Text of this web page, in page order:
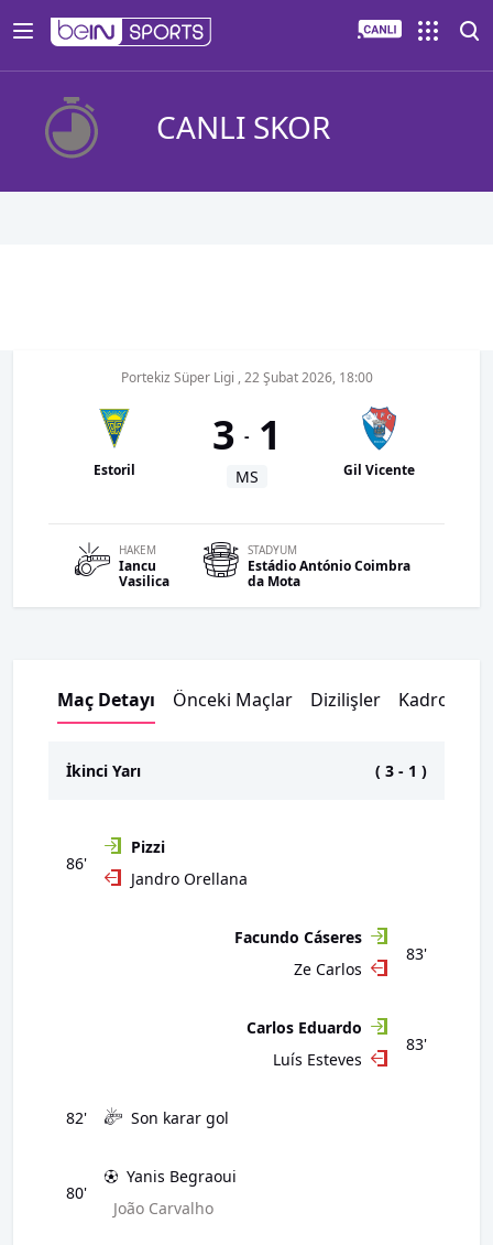
CANLI SKOR
Portekiz Süper Ligi , 22 Şubat 2026, 18:00
Estoril
3 - 1
MS Gil Vicente
HAKEM
Iancu
Vasilica
STADYUM
Estádio António Coimbra
da Mota
Maç Detayı Önceki Maçlar Dizilişler Kadrolar
İkinci Yarı ( 3 - 1 )
86'
Pizzi
Jandro Orellana
83'
Facundo Cáseres
Ze Carlos
83'
Carlos Eduardo
Luís Esteves
82' Son karar gol
80'
Yanis Begraoui
João Carvalho